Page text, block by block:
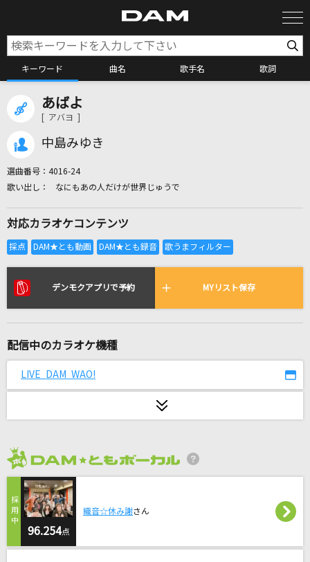
キーワード 曲名 歌手名 歌詞
全国りれき
リアルタイムで歌われている曲の一覧
OKKAKE
ブレインロット
Novelbright
クスシキ
あばよ
[ アバヨ ]
中島みゆき
選曲番号： 4016-24
なにもあの人だけが世界じゅうで
対応カラオケコンテンツ
デンモクアプリで予約 MYリスト保存
配信中のカラオケ機種
LIVE DAM WAO!
96.254点
織音☆休み謝さん